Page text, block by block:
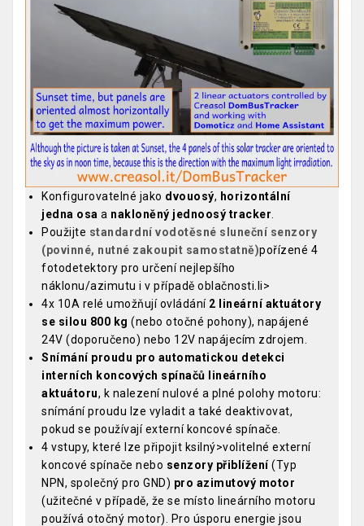
Konfigurovatelné jako dvouosý, horizontální
jedna osa a nakloněný jednoosý tracker
Použijte standardní vodotěsné sluneční senzory
(povinné, nutné zakoupit samostatně)pořízené 4
fotodetektory pro určení nejlepšího
náklonu/azimutu i v případě oblačnosti.li>
4x 10A relé umožňují ovládání 2 lineární aktuátory
se silou 800 kg (nebo otočné pohony), napájené
24V (doporučeno) nebo 12V napájecím zdrojem.
Snímání proudu pro automatickou detekci
interních koncových spínačů lineárního
aktuátoru, k nalezení nulové a plné polohy motoru:
snímání proudu lze vyladit a také deaktivovat,
pokud se používají externí koncové spínače.
4 vstupy, které lze připojit ksilný>volitelné externí
koncové spínače nebo senzory přiblížení(Typ
NPN, společný pro GND) pro azimutový motor
(užitečné v případě, že se místo lineárního motoru
používá otočný motor). Pro úsporu energie jsou